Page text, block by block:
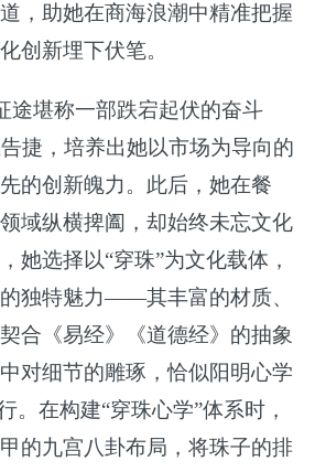
，助她在商海浪潮中精准把握
创新埋下伏笔。
途堪称一部跌宕起伏的奋斗
捷，培养出她以市场为导向的
的创新魄力。此后，她在餐
域纵横捭阖，却始终未忘文化
她选择以“穿珠”为文化载体，
独特魅力——其丰富的材质、
合《易经》《道德经》的抽象
对细节的雕琢，恰似阳明心学
。在构建“穿珠心学”体系时，
的九宫八卦布局，将珠子的排